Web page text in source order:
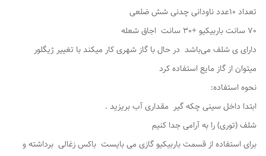
تعداد 10عدد ناودانی چدنی شش ضلعی
70 سانت باربیکیو +30 سانت اجاق شعله
دارای ی شلف می‌باشد در حال با گاز شهری کار میکند با تغییر ژیگلور
میتوان از گاز مایع استفاده کرد
نحوه استفاده:
ابتدا داخل سینی چکه گیر مقداری آب بریزید .
شلف (توری) را به آرامی جدا کنیم
برای استفاده از قسمت باربیکیو ‌گازی می بایست باکس زغالی برداشته و